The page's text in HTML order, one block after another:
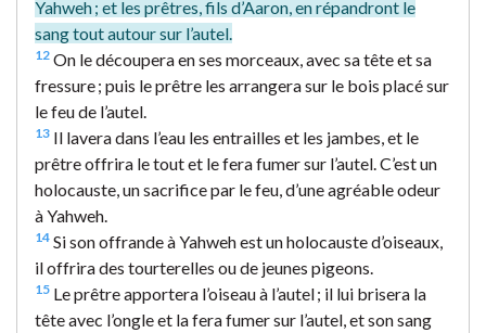
Yahweh ; et les prêtres, fils d’Aaron, en répandront le
sang tout autour sur l’autel.
12 On le découpera en ses morceaux, avec sa tête et sa
fressure ; puis le prêtre les arrangera sur le bois placé sur
le feu de l’autel.
13 Il lavera dans l’eau les entrailles et les jambes, et le
prêtre offrira le tout et le fera fumer sur l’autel. C’est un
holocauste, un sacrifice par le feu, d’une agréable odeur
à Yahweh.
14 Si son offrande à Yahweh est un holocauste d’oiseaux,
il offrira des tourterelles ou de jeunes pigeons.
15 Le prêtre apportera l’oiseau à l’autel ; il lui brisera la
tête avec l’ongle et la fera fumer sur l’autel, et son sang